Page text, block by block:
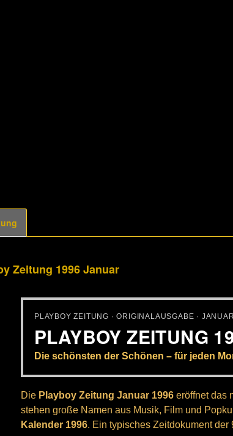
Zeitung 1996 Januar
PLAYBOY ZEITUNG · ORIGINALAUSGABE ·
PLAYBOY ZEITUNG
Die schönsten der Schönen – für jeden
Die Playboy Zeitung Januar 1996 eröffnet das
stehen große Namen aus Musik, Film und
Kalender 1996. Ein typisches Zeitdokument der